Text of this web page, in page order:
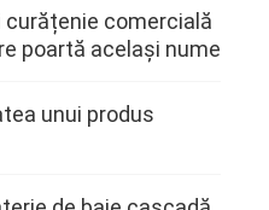
comercială
poartă același nume
unui produs